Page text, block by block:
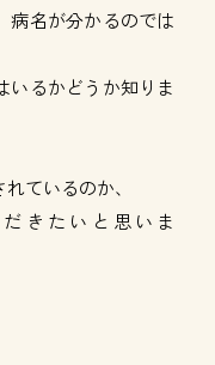
病名が分かるのでは
いるかどうか知りま
ているのか、
きたいと思いま